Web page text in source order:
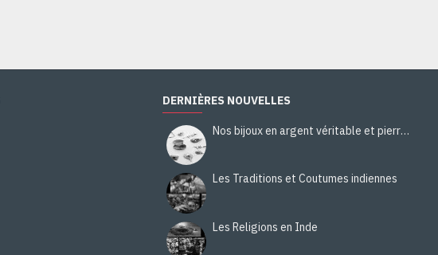
DERNIÈRES NOUVELLES
Nos bijoux en argent véritable et pierres naturelles
Les Traditions et Coutumes indiennes
Les Religions en Inde